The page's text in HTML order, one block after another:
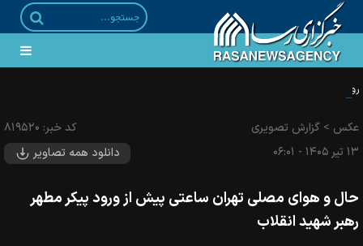
رونمایی از بزرگترین پرچم خونخواهی قائد شهید امت در بین الحرمین
عکس > گزارش تصویری
۱۳ تير ۱۴۰۵ - ۰۶:۰۱
کد خبر: ۸۱۹۵۲۰
دانلود همه تصاویر
حال و هوای مصلی تهران ساعتی پیش از ورود پیکر مطهر
رهبر شهید انقلاب